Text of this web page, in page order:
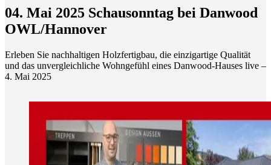
04. Mai 2025 Schausonntag bei Danwood
OWL/Hannover
Erleben Sie nachhaltigen Holzfertigbau, die einzigartige Qualität
und das unvergleichliche Wohngefühl eines Danwood-Hauses live –
4. Mai 2025